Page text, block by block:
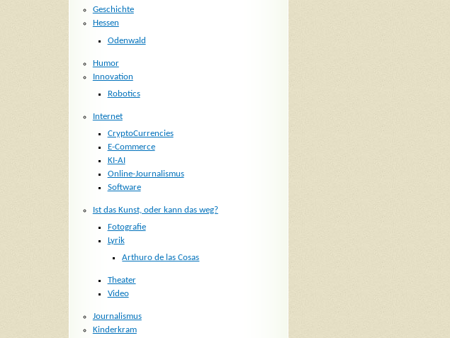
Geschichte
Hessen
Odenwald
Humor
Innovation
Robotics
Internet
CryptoCurrencies
E-Commerce
KI-AI
Online-Journalismus
Software
Ist das Kunst, oder kann das weg?
Fotografie
Lyrik
Arthuro de las Cosas
Theater
Video
Journalismus
Kinderkram